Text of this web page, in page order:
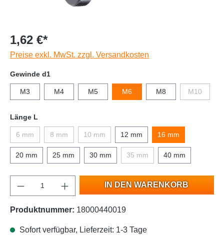
1,62 €*
Preise exkl. MwSt. zzgl. Versandkosten
Gewinde d1
M3 M4 M5 M6 M8 M10
Länge L
6 mm 8 mm 10 mm 12 mm 16 mm
20 mm 25 mm 30 mm 35 mm 40 mm
IN DEN WARENKORB
Produktnummer: 18000440019
Sofort verfügbar, Lieferzeit: 1-3 Tage